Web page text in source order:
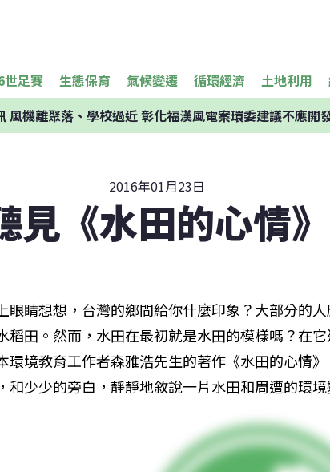
世足賽 生態保育 氣候變遷 循環經濟 土地利用
風機離聚落、學校過近 彰化福漢風電案環委建議不應開
2016年01月23日
見《水田的心情》
眼睛想想，台灣的鄉間給你什麼印象？大部分的
稻田。然而，水田在最初就是水田的模樣嗎？在
環境教育工作者森雅浩先生的著作《水田的心情
和少少的旁白，靜靜地敘說一片水田和周遭的環境